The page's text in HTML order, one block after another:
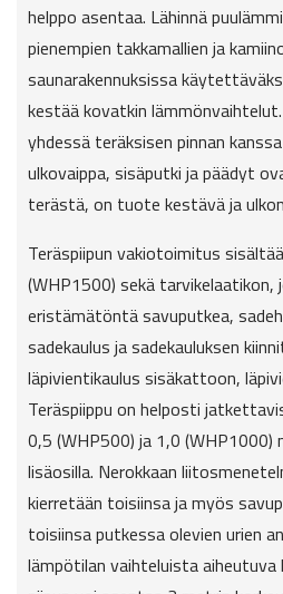
helppo asentaa. Lähinnä
pienempien takkamallien ja
saunarakennuksissa
kestää kovatkin
yhdessä teräksisen pinnan
ulkovaippa, sisäputki ja päädyt
terästä, on tuote kestävä ja
Teräspiipun vakiotoimitus
(WHP1500) sekä tarvikelaatikon,
eristämätöntä savuputkea,
sadekaulus ja sadekauluksen
läpivientikaulus sisäkattoon,
Teräspiippu on helposti
0,5 (WHP500) ja 1,0
lisäosilla. Nerokkaan
kierretään toisiinsa ja myös
toisiinsa putkessa olevien urien
lämpötilan vaihteluista aiheutuva